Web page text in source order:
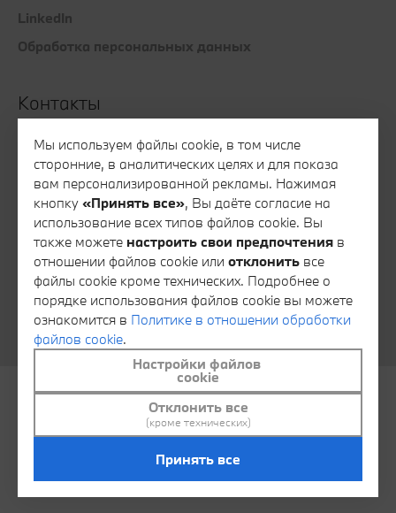
LinkedIn
Обработка персональных данных
Контакты
Все контакты
Запись на тест-драйв
Запись на сервис
Консультация специалиста финансового сервиса
Консультация специалиста отдела запасных частей
Тайный покупатель
Обратная связь
© АВТОИДЕЯ 2026 Контакты
Политика в отношении обработки файлов cookie
Настроить файлы cookie
Мы используем файлы cookie, в том числе
сторонние, в аналитических целях и для показа
вам персонализированной рекламы. Нажимая
кнопку «Принять все», Вы даёте согласие на
использование всех типов файлов cookie. Вы
также можете настроить свои предпочтения в
отношении файлов cookie или отклонить все
файлы cookie кроме технических. Подробнее о
порядке использования файлов cookie вы можете
ознакомится в Политике в отношении обработки
файлов cookie.
Настройки файлов
cookie
Отклонить все
(кроме технических)
Принять все